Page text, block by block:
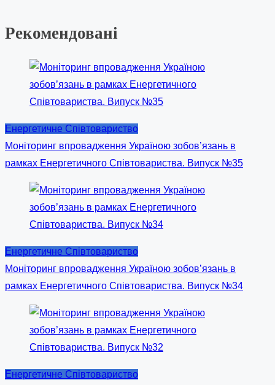
Рекомендовані
Енергетичне Співтовариство
Моніторинг впровадження Україною зобов’язань в
рамках Енергетичного Співтовариства. Випуск №35
Енергетичне Співтовариство
Моніторинг впровадження Україною зобов’язань в
рамках Енергетичного Співтовариства. Випуск №34
Енергетичне Співтовариство